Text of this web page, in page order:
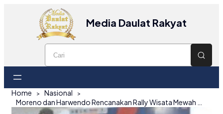
Media Daulat Rakyat
Home
Nasional